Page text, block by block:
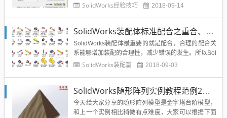
Works中打开呢？SOLIDWORKS里可以导入CATIA格
SolidWorks经验技巧 2018-09-14
SolidWorks装配体标准配合之重合、平行、垂直关系
SolidWorks装配体最重要的就是配合，合理的配合关
系能够增加装配的合理性，减少错误的发生。所以Sol
idWorks初学者一定要学会SolidWorks的装配体配合
orks装配体的学习，这...
SolidWorks装配篇 2018-09-03
SolidWorks随形阵列实例教程范例2金字塔模型
今天给大家分享的随形阵列模型是金字塔台阶模型，
和上一个实例相比稍微有点难度，大家可以根据下面